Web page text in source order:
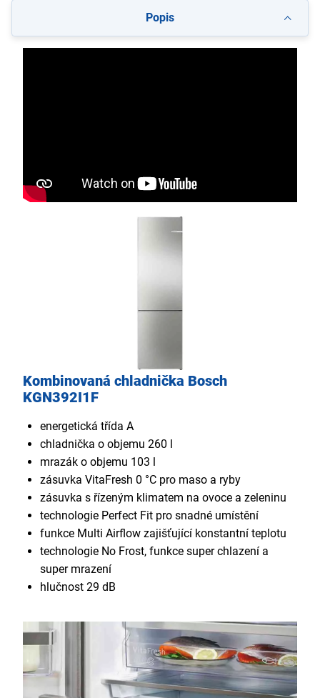
Popis
Kombinovaná chladnička Bosch
KGN392I1F
energetická třída A
chladnička o objemu 260 l
mrazák o objemu 103 l
zásuvka VitaFresh 0 °C pro maso a ryby
zásuvka s řízeným klimatem na ovoce a zeleninu
technologie Perfect Fit pro snadné umístění
funkce Multi Airflow zajišťující konstantní teplotu
technologie No Frost, funkce super chlazení a
super mrazení
hlučnost 29 dB